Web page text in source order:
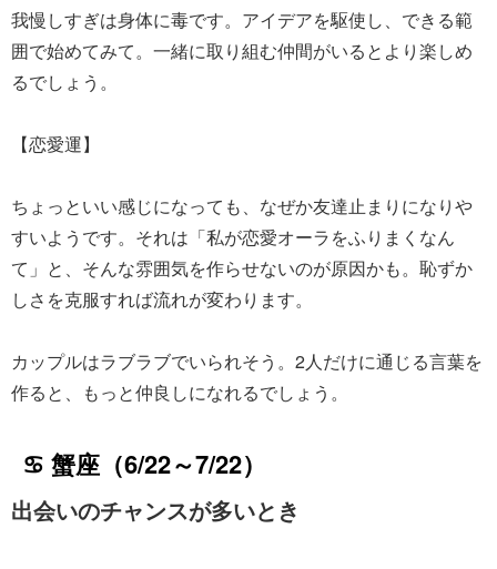
我慢しすぎは身体に毒です。アイデアを駆使し、できる範
囲で始めてみて。一緒に取り組む仲間がいるとより楽しめ
るでしょう。
【恋愛運】
ちょっといい感じになっても、なぜか友達止まりになりや
すいようです。それは「私が恋愛オーラをふりまくなん
て」と、そんな雰囲気を作らせないのが原因かも。恥ずか
しさを克服すれば流れが変わります。
カップルはラブラブでいられそう。2人だけに通じる言葉を
作ると、もっと仲良しになれるでしょう。
♋ 蟹座（6/22～7/22）
出会いのチャンスが多いとき